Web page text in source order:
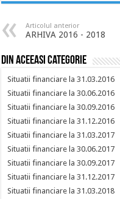
Articolul anterior
ARHIVA 2016 - 2018
Din aceeasi categorie
Situatii financiare la 31.03.2016
Situatii financiare la 30.06.2016
Situatii financiare la 30.09.2016
Situatii financiare la 31.12.2016
Situatii financiare la 31.03.2017
Situatii financiare la 30.06.2017
Situatii financiare la 30.09.2017
Situatii financiare la 31.12.2017
Situatii financiare la 31.03.2018